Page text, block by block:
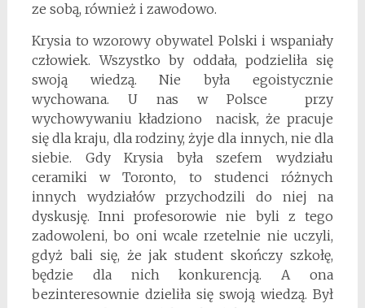
ze sobą, również i zawodowo.
Krysia to wzorowy obywatel Polski i wspaniały
człowiek. Wszystko by oddała, podzieliła się
swoją wiedzą. Nie była egoistycznie
wychowana. U nas w Polsce przy
wychowywaniu kładziono nacisk, że pracuje
się dla kraju, dla rodziny, żyje dla innych, nie dla
siebie. Gdy Krysia była szefem wydziału
ceramiki w Toronto, to studenci różnych
innych wydziałów przychodzili do niej na
dyskusję. Inni profesorowie nie byli z tego
zadowoleni, bo oni wcale rzetelnie nie uczyli,
gdyż bali się, że jak student skończy szkołę,
będzie dla nich konkurencją. A ona
bezinteresownie dzieliła się swoją wiedzą. Był